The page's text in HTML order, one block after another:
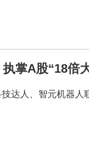
掌A股“18倍
达人、智元机器